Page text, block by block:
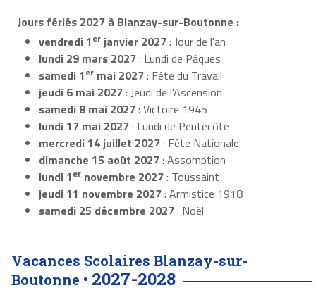
Jours fériés 2027 à Blanzay-sur-Boutonne :
vendredi 1er janvier 2027: Jour de l'an
lundi 29 mars 2027: Lundi de Pâques
samedi 1er mai 2027: Fête du Travail
jeudi 6 mai 2027: Jeudi de l'Ascension
samedi 8 mai 2027: Victoire 1945
lundi 17 mai 2027: Lundi de Pentecôte
mercredi 14 juillet 2027: Fête Nationale
dimanche 15 août 2027: Assomption
lundi 1er novembre 2027: Toussaint
jeudi 11 novembre 2027: Armistice 1918
samedi 25 décembre 2027: Noël
Vacances Scolaires Blanzay-sur-
Boutonne • 2027-2028